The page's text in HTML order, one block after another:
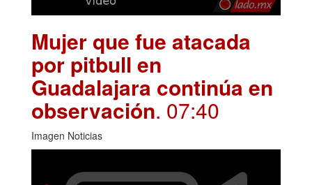
Mujer que fue atacada
por pitbull en
Guadalajara continúa en
observación. 07:40
Imagen Noticias